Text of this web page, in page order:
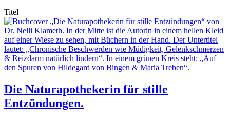
Titel
Die Naturapothekerin für stille
Entzündungen.